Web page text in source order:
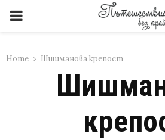
PRIMARY
Home Шишманова крепост